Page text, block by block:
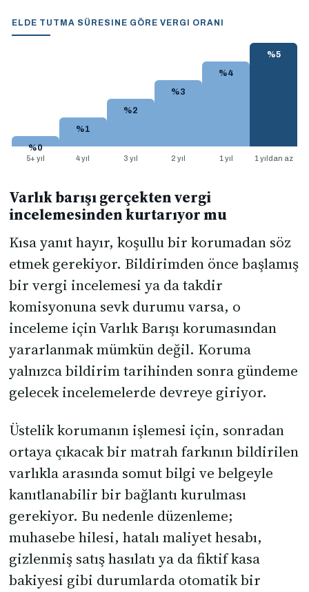
ELDE TUTMA SÜRESINE GÖRE VERGI ORANI
%0
%1
%2
%3
%4
%5
5+ yıl 4 yıl 3 yıl 2 yıl 1 yıl 1 yıldan az
Varlık barışı gerçekten vergi
incelemesinden kurtarıyor mu
Kısa yanıt hayır, koşullu bir korumadan söz
etmek gerekiyor. Bildirimden önce başlamış
bir vergi incelemesi ya da takdir
komisyonuna sevk durumu varsa, o
inceleme için Varlık Barışı korumasından
yararlanmak mümkün değil. Koruma
yalnızca bildirim tarihinden sonra gündeme
gelecek incelemelerde devreye giriyor.
Üstelik korumanın işlemesi için, sonradan
ortaya çıkacak bir matrah farkının bildirilen
varlıkla arasında somut bilgi ve belgeyle
kanıtlanabilir bir bağlantı kurulması
gerekiyor. Bu nedenle düzenleme;
muhasebe hilesi, hatalı maliyet hesabı,
gizlenmiş satış hasılatı ya da fiktif kasa
bakiyesi gibi durumlarda otomatik bir